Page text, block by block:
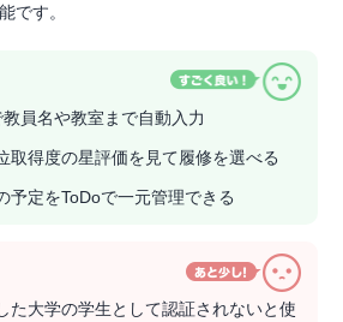
です。
員名や教室まで自動入力
取得度の星評価を見て履修を選べる
予定をToDoで一元管理できる
た大学の学生として認証されないと使